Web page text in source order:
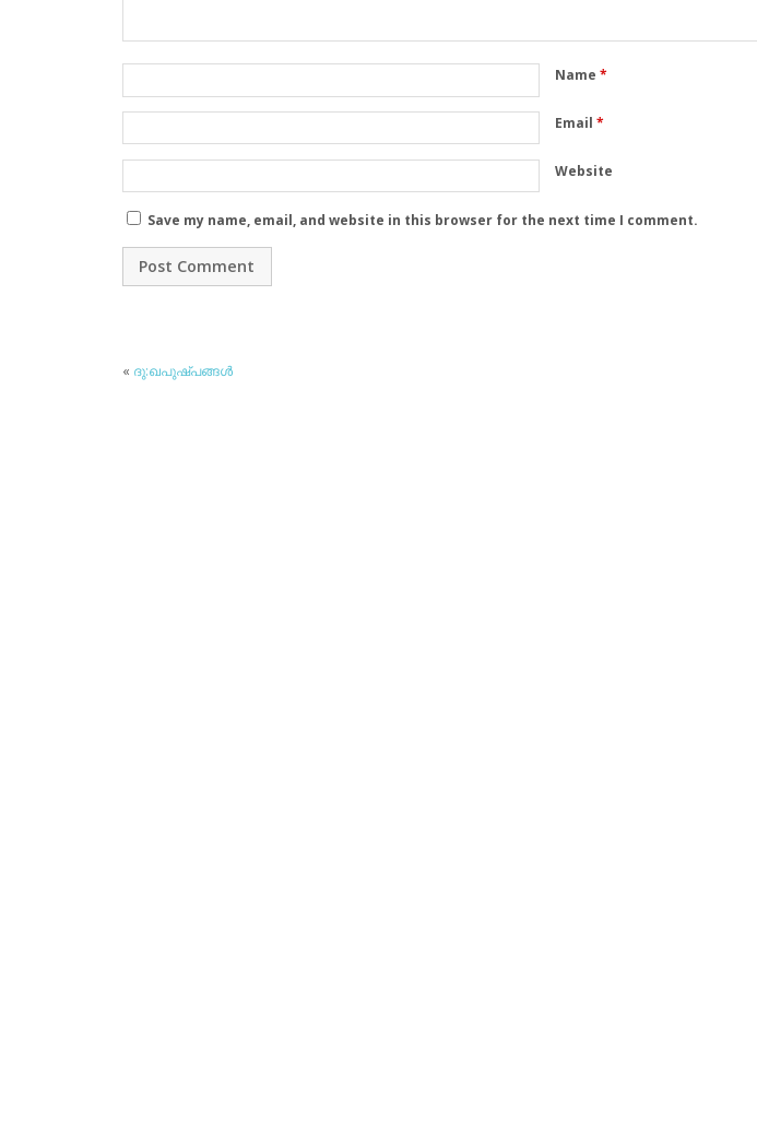
Name *
Email *
Website
Save my name, email, and website in this browser for the next time I comment.
« ദു:ഖപുഷ്പങ്ങള്‍